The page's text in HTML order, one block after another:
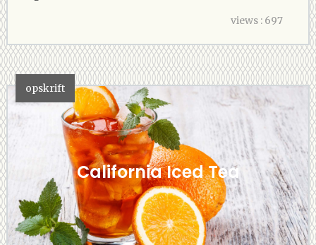
views : 697
opskrift
California Iced Tea